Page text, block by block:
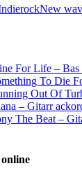
New
For Life – Bas
To Die
Out Of
– Gitarr
The Beat –